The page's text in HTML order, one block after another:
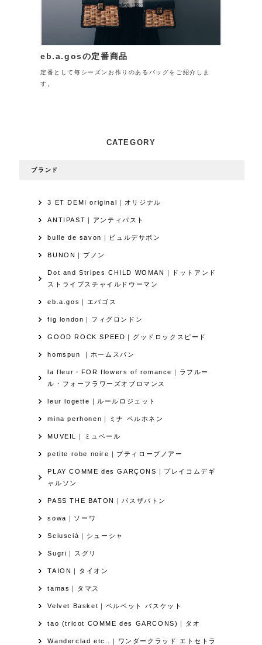
eb.a.gosの定番商品
定番として毎シーズンお作りのあるバッグをご紹介しま
す。
CATEGORY
ブランド
3 ET DEMI original｜オリジナル
ANTIPAST｜アンティパスト
bulle de savon｜ビュルデサボン
BUNON｜ブノン
Dot and Stripes CHILD WOMAN｜ドットアンド
ストライプスチャイルドウーマン
eb.a.gos｜エバゴス
fig london｜フィグロンドン
GOOD ROCK SPEED｜グッドロックスピード
homspun ｜ホームスパン
la fleur・FOR flowers of romance｜ラフルー
ル・フォーフラワーズオブロマンス
leur logette｜ルールロジェット
mina perhonen｜ミナ ペルホネン
MUVEIL｜ミュベール
petite robe noire｜プティローブノアー
PLAY COMME des GARÇONS｜プレイコムデギ
ャルソン
PASS THE BATON｜パスザバトン
sowa｜ソーワ
Sciuscià｜シューシャ
Sugri｜スグリ
TAION｜タイオン
tamas｜タマス
Velvet Basket｜ベルベット バスケット
tao (tricot COMME des GARCONS)｜タオ
Wanderclad etc..｜ワンダークラッド エトセトラ